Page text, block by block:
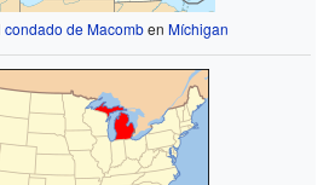
condado de MacombenMíchigan